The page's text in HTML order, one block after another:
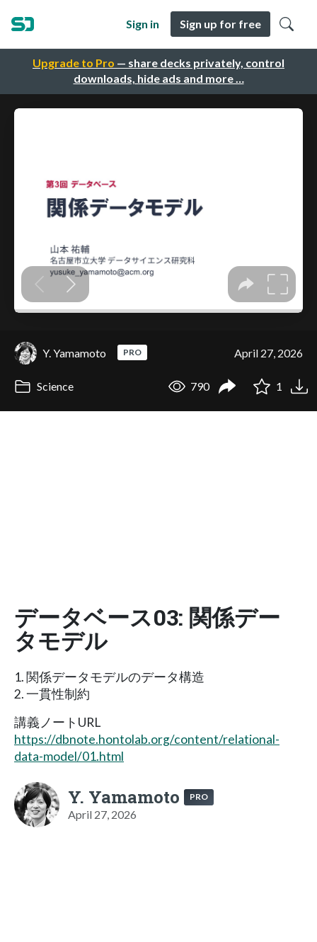
Upgrade to Pro — share decks privately, control
downloads, hide ads and more …
Sign in Sign up for free
Y. Yamamoto PRO April 27, 2026
Science 790 1
データベース03: 関係デー
タモデル
1. 関係データモデルのデータ構造
2. 一貫性制約
講義ノートURL
https://dbnote.hontolab.org/content/relational-
data-model/01.html
Y. Yamamoto PRO
April 27, 2026